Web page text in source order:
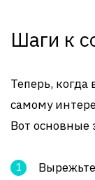
Шаги к
Теперь, когда
самому
Вот основные